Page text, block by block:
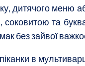
дитячого меню
соковитою та
без зайвої
в